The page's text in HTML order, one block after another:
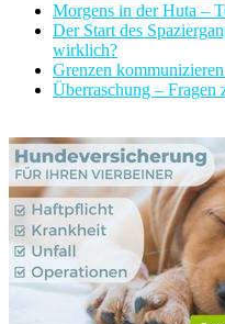
Morgens in der Huta –
Der Start des
wirklich?
Grenzen
Überraschung – Fragen